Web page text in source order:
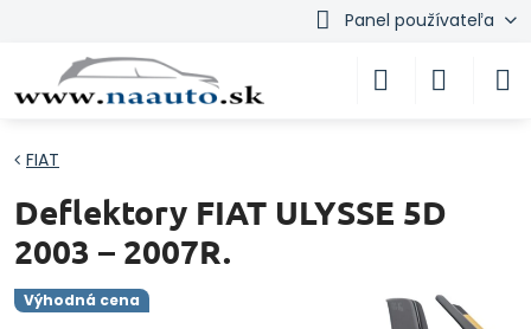
Panel používateľa
Výhodná cena
FIAT
Deflektory FIAT ULYSSE 5D
2003 – 2007R.